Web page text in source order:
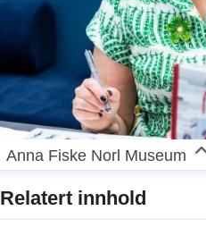
Anna Fiske Norl Museum
Relatert innhold